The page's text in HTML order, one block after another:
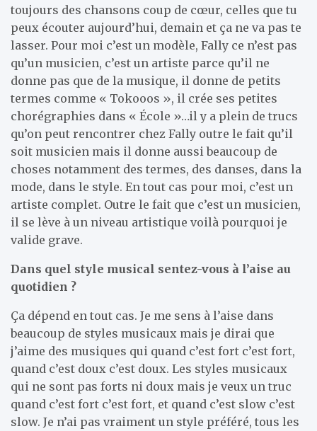
toujours des chansons coup de cœur, celles que tu
peux écouter aujourd’hui, demain et ça ne va pas te
lasser. Pour moi c’est un modèle, Fally ce n’est pas
qu’un musicien, c’est un artiste parce qu’il ne
donne pas que de la musique, il donne de petits
termes comme « Tokooos », il crée ses petites
chorégraphies dans « École »…il y a plein de trucs
qu’on peut rencontrer chez Fally outre le fait qu’il
soit musicien mais il donne aussi beaucoup de
choses notamment des termes, des danses, dans la
mode, dans le style. En tout cas pour moi, c’est un
artiste complet. Outre le fait que c’est un musicien,
il se lève à un niveau artistique voilà pourquoi je
valide grave.
Dans quel style musical sentez-vous à l’aise au
quotidien ?
Ça dépend en tout cas. Je me sens à l’aise dans
beaucoup de styles musicaux mais je dirai que
j’aime des musiques qui quand c’est fort c’est fort,
quand c’est doux c’est doux. Les styles musicaux
qui ne sont pas forts ni doux mais je veux un truc
quand c’est fort c’est fort, et quand c’est slow c’est
slow. Je n’ai pas vraiment un style préféré, tous les